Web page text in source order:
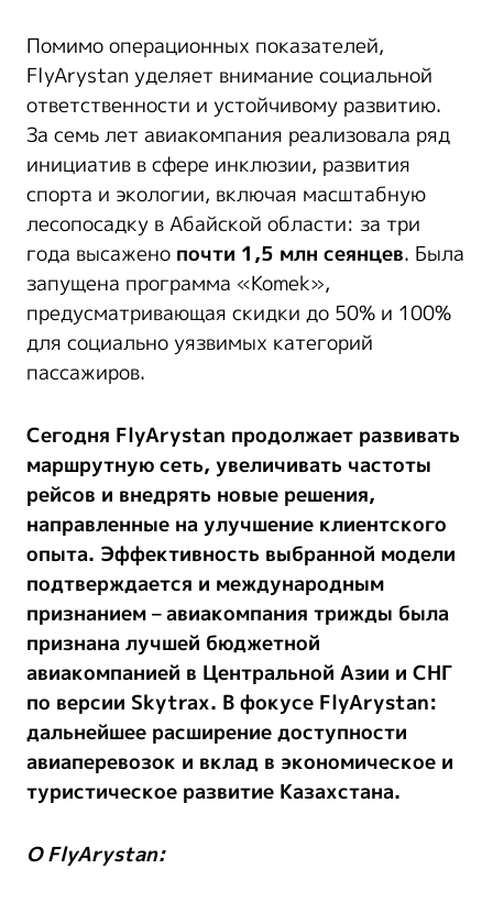
Помимо операционных показателей,
FlyArystan уделяет внимание социальной
ответственности и устойчивому развитию.
За семь лет авиакомпания реализовала ряд
инициатив в сфере инклюзии, развития
спорта и экологии, включая масштабную
лесопосадку в Абайской области: за три
года высажено почти 1,5 млн сеянцев. Была
запущена программа «Komek»,
предусматривающая скидки до 50% и 100%
для социально уязвимых категорий
пассажиров.
Сегодня FlyArystan продолжает развивать
маршрутную сеть, увеличивать частоты
рейсов и внедрять новые решения,
направленные на улучшение клиентского
опыта. Эффективность выбранной модели
подтверждается и международным
признанием – авиакомпания трижды была
признаналучшей бюджетной
авиакомпанией в Центральной Азии и СНГ
по версии Skytrax. В фокусе FlyArystan:
дальнейшее расширение доступности
авиаперевозок и вклад в экономическое и
туристическое развитие Казахстана.
ОFlyArystan: